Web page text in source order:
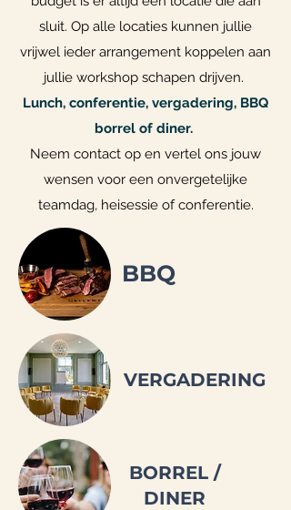
sluit. Op alle locaties kunnen jullie
vrijwel ieder arrangement koppelen aan
jullie workshop schapen drijven.
Lunch, conferentie, vergadering, BBQ
borrel of diner.
Neem contact op en vertel ons jouw
wensen voor een onvergetelijke
teamdag, heisessie of conferentie.
BBQ
VERGADERING
BORREL /
DINER